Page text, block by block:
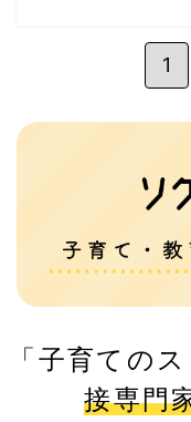
1
「子育ての
接専門